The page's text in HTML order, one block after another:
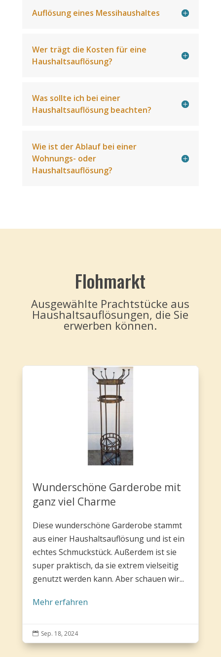
Auflösung eines Messihaushaltes
Wer trägt die Kosten für eine
Haushaltsauflösung?
Was sollte ich bei einer
Haushaltsauflösung beachten?
Wie ist der Ablauf bei einer
Wohnungs- oder
Haushaltsauflösung?
Flohmarkt
Ausgewählte Prachtstücke aus
Haushaltsauflösungen, die Sie
erwerben können.
Wunderschöne Garderobe mit
ganz viel Charme
Diese wunderschöne Garderobe stammt
aus einer Haushaltsauflösung und ist ein
echtes Schmuckstück. Außerdem ist sie
super praktisch, da sie extrem vielseitig
genutzt werden kann. Aber schauen wir...
Mehr erfahren
 Sep. 18, 2024